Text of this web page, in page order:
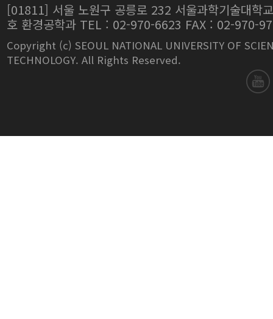
[01811] 서울 노원구 공릉로 232 서울과학기술대학
호 환경공학과 TEL : 02-970-6623 FAX : 02-970-
Copyright (c) SEOUL NATIONAL UNIVERSITY OF
TECHNOLOGY. All Rights Reserved.